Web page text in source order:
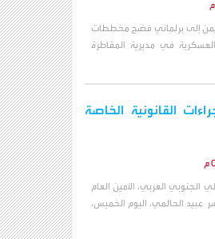
إلى برلماني فضح مخططات
في مديرية المقاطرة
القانونية الخاصة
الجنوبي العربي، الأمين العام
عبيد الحالمي، اليوم الخميس،